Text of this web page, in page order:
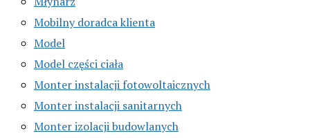
Mobilny doradca klienta
Model
Model części ciała
Monter instalacji fotowoltaicznych
Monter instalacji sanitarnych
Monter izolacji budowlanych